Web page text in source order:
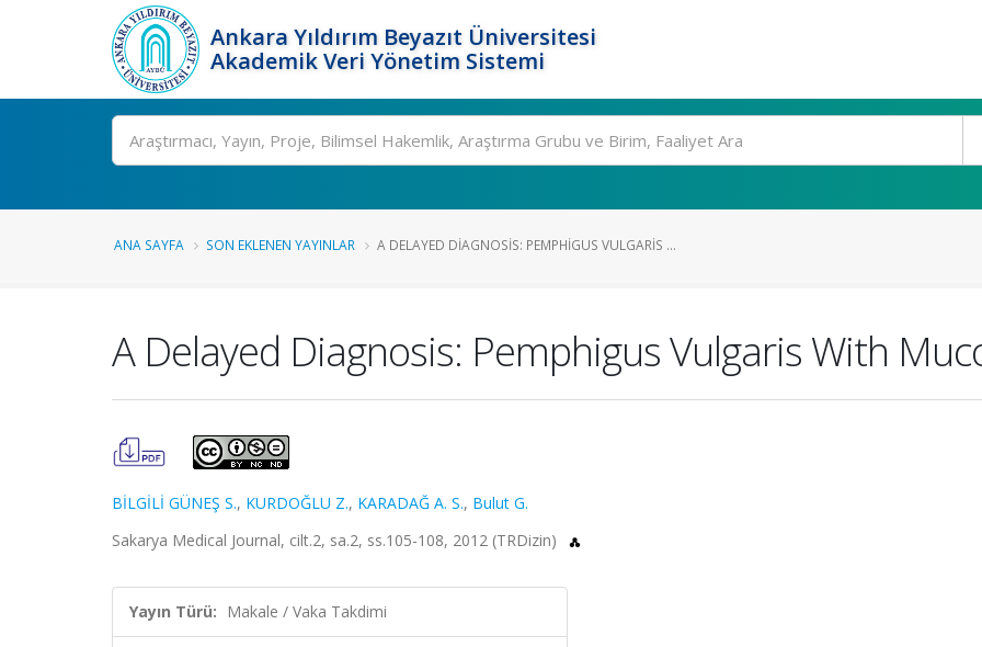
Ankara Yıldırım Beyazıt Üniversitesi
Akademik Veri Yönetim Sistemi
Ara
ANA SAYFA SON EKLENEN YAYINLAR A DELAYED DIAGNOSIS: PEMPHIGUS VULGARIS ...
A Delayed Diagnosis: Pemphigus Vulgaris With
BİLGİLİ GÜNEŞ S., KURDOĞLU Z., KARADAĞ A. S., Bulut G.
Sakarya Medical Journal, cilt.2, sa.2, ss.105-108, 2012 (TRDizin)
Yayın Türü: Makale / Vaka Takdimi